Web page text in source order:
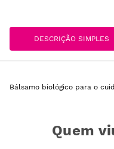
DESCRIÇÃO SIMPLES
Bálsamo biológico para o
Quem